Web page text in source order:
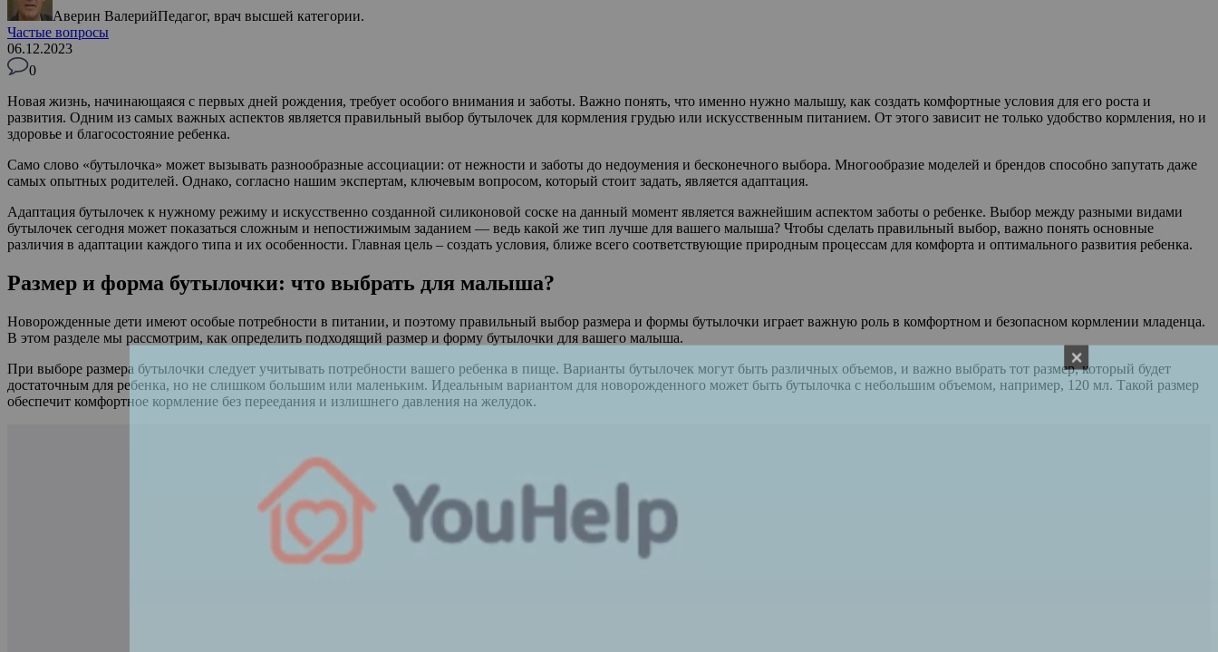
Аверин ВалерийПедагог, врач высшей категории.
Частые вопросы
06.12.2023
0
Новая жизнь, начинающаяся с первых дней рождения, требует особого внимания и заботы. Важно понять, что именно нужно малышу, как создать комфортные условия для его роста и
развития. Одним из самых важных аспектов является правильный выбор бутылочек для кормления грудью или искусственным питанием. От этого зависит не только удобство кормления, но и
здоровье и благосостояние ребенка.
Само слово «бутылочка» может вызывать разнообразные ассоциации: от нежности и заботы до недоумения и бесконечного выбора. Многообразие моделей и брендов способно запутать даже
самых опытных родителей. Однако, согласно нашим экспертам, ключевым вопросом, который стоит задать, является адаптация.
Адаптация бутылочек к нужному режиму и искусственно созданной силиконовой соске на данный момент является важнейшим аспектом заботы о ребенке. Выбор между разными видами
бутылочек сегодня может показаться сложным и непостижимым заданием — ведь какой же тип лучше для вашего малыша? Чтобы сделать правильный выбор, важно понять основные
различия в адаптации каждого типа и их особенности. Главная цель – создать условия, ближе всего соответствующие природным процессам для комфорта и оптимального развития ребенка.
Размер и форма бутылочки: что выбрать для малыша?
Новорожденные дети имеют особые потребности в питании, и поэтому правильный выбор размера и формы бутылочки играет важную роль в комфортном и безопасном кормлении младенца.
В этом разделе мы рассмотрим, как определить подходящий размер и форму бутылочки для вашего малыша.
При выборе размера бутылочки следует учитывать потребности вашего ребенка в пище. Варианты бутылочек могут быть различных объемов, и важно выбрать тот размер, который будет
достаточным для ребенка, но не слишком большим или маленьким. Идеальным вариантом для новорожденного может быть бутылочка с небольшим объемом, например, 120 мл. Такой размер
обеспечит комфортное кормление без переедания и излишнего давления на желудок.